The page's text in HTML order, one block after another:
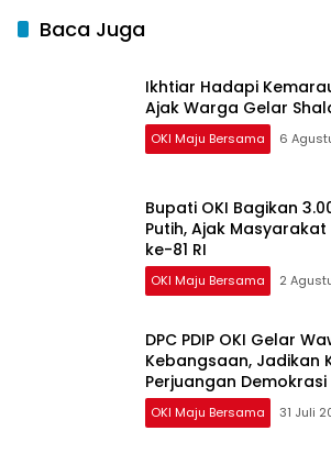
Baca Juga
Ikhtiar Hadapi
Ajak Warga Gelar
OKI Maju Bersama 6
Bupati OKI Bagikan
Putih, Ajak
ke-81 RI
OKI Maju Bersama 2
DPC PDIP OKI Gelar
Kebangsaan, Jadikan
Perjuangan Demokrasi
OKI Maju Bersama 31 Juli